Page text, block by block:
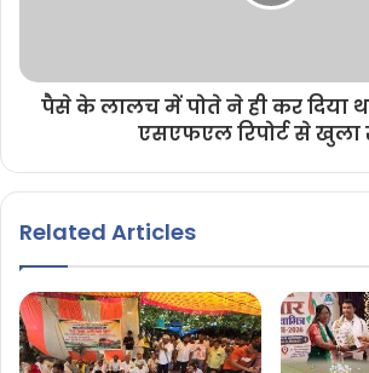
पैसे के लालच में पोते ने ही कर दिया था
एसएफएल रिपोर्ट से खुला
Related Articles